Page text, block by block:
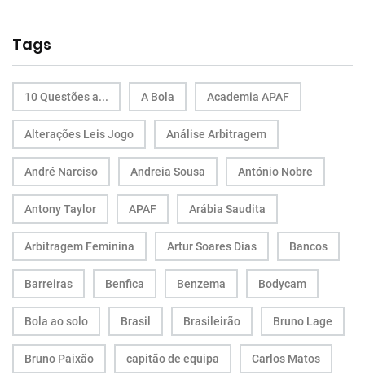
Tags
10 Questões a... A Bola Academia APAF
Alterações Leis Jogo Análise Arbitragem
André Narciso Andreia Sousa António Nobre
Antony Taylor APAF Arábia Saudita
Arbitragem Feminina Artur Soares Dias Bancos
Barreiras Benfica Benzema Bodycam
Bola ao solo Brasil Brasileirão Bruno Lage
Bruno Paixão capitão de equipa Carlos Matos